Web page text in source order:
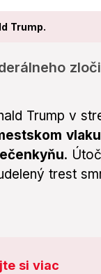
Trump.
Trump v
.
trest
si viac